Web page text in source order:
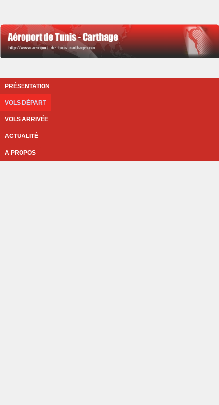
PRÉSENTATION
VOLS DÉPART
VOLS ARRIVÉE
ACTUALITÉ
A PROPOS